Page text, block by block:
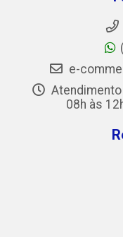
e-
08h às